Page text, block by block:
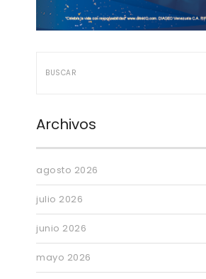
Archivos
agosto 2026
julio 2026
junio 2026
mayo 2026